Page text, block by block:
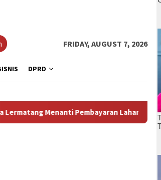
FRIDAY, AUGUST 7, 2026
DPRD
Antara Dugaan Konspirasi dan